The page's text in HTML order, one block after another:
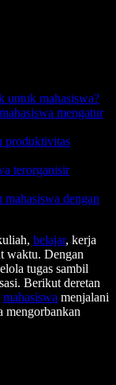
untuk mahasiswa?
mengatur
produktivitas
terorganisir
dengan
belajar, kerja
waktu. Dengan
tugas sambil
Berikut deretan
mahasiswa menjalani
mengorbankan